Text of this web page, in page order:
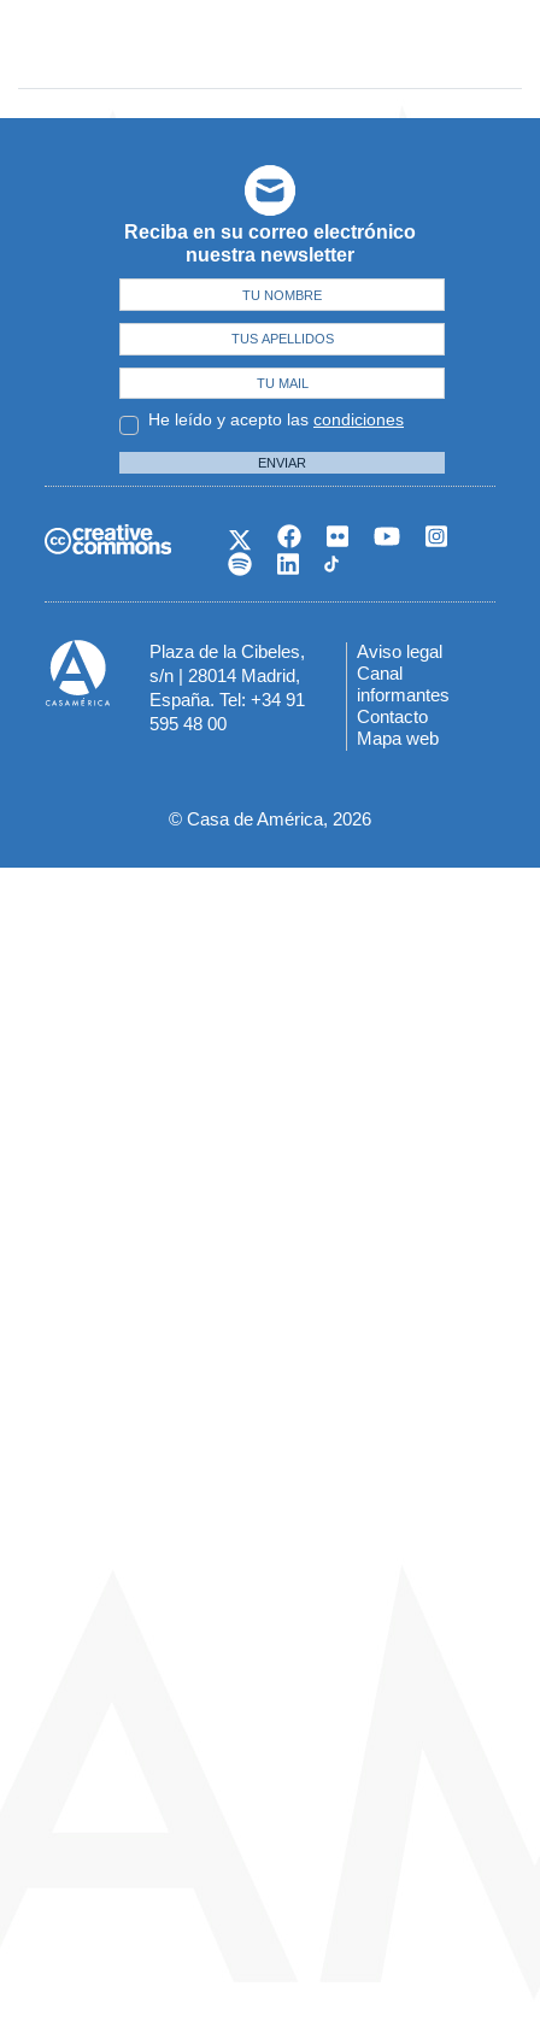
Reciba en su correo electrónico
nuestra newsletter
He leído y acepto las condiciones
ENVIAR
Plaza de la Cibeles,
s/n | 28014 Madrid,
España. Tel: +34 91
595 48 00
Menú
del
pie
Aviso legal
Canal
informantes
Contacto
Mapa web
© Casa de América, 2026